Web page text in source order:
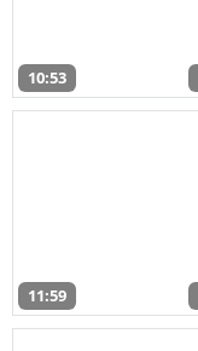
10:53
11:59